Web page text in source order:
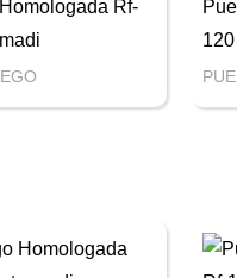
Rf-